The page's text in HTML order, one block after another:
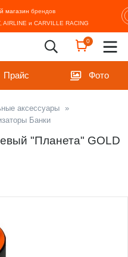
брендов
AIRLINE и CARVILLE RACING
0
Прайс Фото
аксессуары »
Банки
"Планета" GOLD